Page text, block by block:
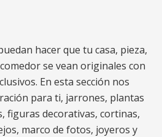
hacer que tu casa, pieza,
se vean originales con
En esta sección nos
para ti, jarrones, plantas
figuras decorativas, cortinas,
marco de fotos, joyeros y